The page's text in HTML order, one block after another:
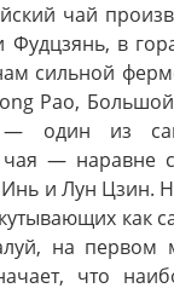
чай
Фудцзянь, в
сильной
Pao,
один из
чая — наравне
Инь и Лун Цзин.
как
на первом
что